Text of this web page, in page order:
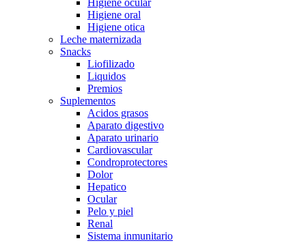
Higiene ocular
Higiene oral
Higiene otica
Leche maternizada
Snacks
Liofilizado
Liquidos
Premios
Suplementos
Acidos grasos
Aparato digestivo
Aparato urinario
Cardiovascular
Condroprotectores
Dolor
Hepatico
Ocular
Pelo y piel
Renal
Sistema inmunitario